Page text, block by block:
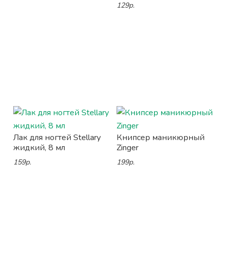
129р.
Лак для ногтей Stellary
жидкий, 8 мл
159р.
Книпсер маникюрный
Zinger
199р.